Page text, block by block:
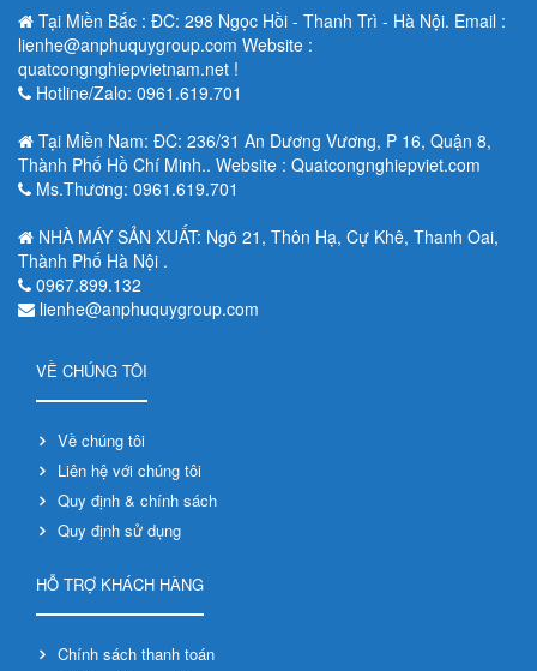
Tại Miền Bắc : ĐC: 298 Ngọc Hồi - Thanh Trì - Hà Nội. Email :
lienhe@anphuquygroup.com Website :
quatcongnghiepvietnam.net !
Hotline/Zalo: 0961.619.701
Tại Miền Nam: ĐC: 236/31 An Dương Vương, P 16, Quận 8,
Thành Phố Hồ Chí Minh.. Website : Quatcongnghiepviet.com
Ms.Thương: 0961.619.701
NHÀ MÁY SẢN XUẤT: Ngõ 21, Thôn Hạ, Cự Khê, Thanh Oai,
Thành Phố Hà Nội .
0967.899.132
lienhe@anphuquygroup.com
VỀ CHÚNG TÔI
Về chúng tôi
Liên hệ với chúng tôi
Quy định & chính sách
Quy định sử dụng
HỖ TRỢ KHÁCH HÀNG
Chính sách thanh toán